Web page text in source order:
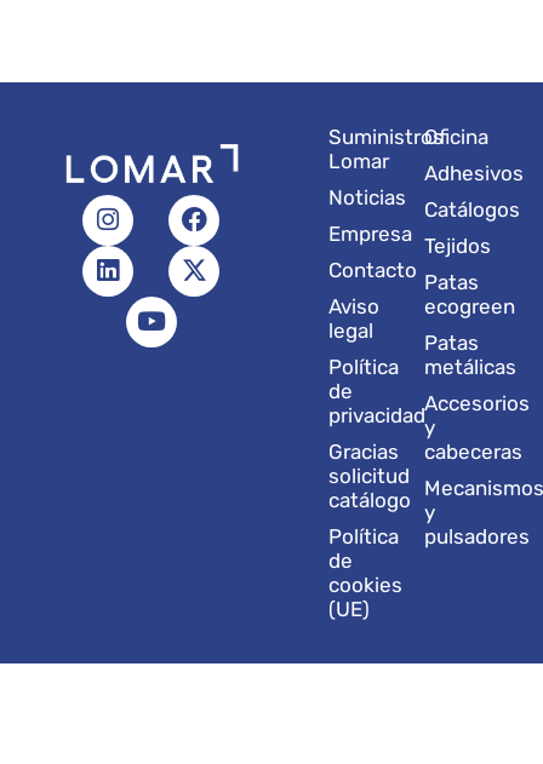
I
n
s
t
F
a
c
e
L
i
n
k
X
-
t
w
u
b
Suministros
Lomar
Noticias
Empresa
Contacto
Aviso
legal
Política
de
privacidad
Gracias
solicitud
catálogo
Política
de
cookies
(UE)
Oficina
Adhesivos
Catálogos
Tejidos
Patas
ecogreen
Patas
metálicas
Accesorios
y
cabeceras
y
pulsadores